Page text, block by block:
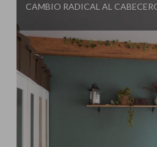
CAMBIO RADICAL AL